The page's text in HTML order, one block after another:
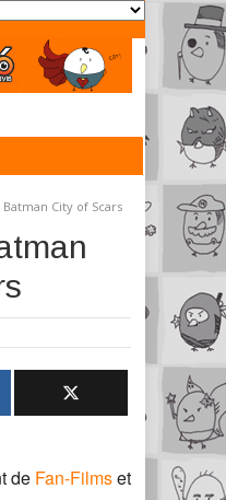
Batman City of Scars
de Fan-Filmset